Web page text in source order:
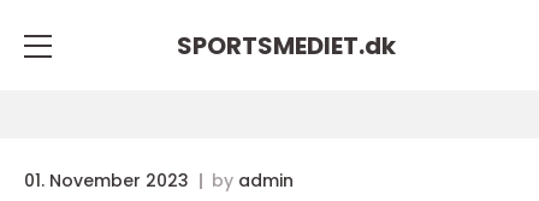
SPORTSMEDIET.dk
01. November 2023 by admin